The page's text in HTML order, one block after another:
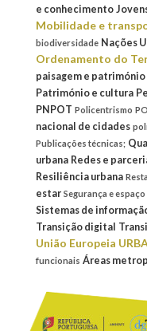
e conhecimento
Mobilidade e
biodiversidade Nações
Ordenamento do
paisagem e património
Património e cultura
PNPOT Policentrismo
nacional de cidades
Publicações técnicas;
urbana Redes e
Resiliência urbana
estar Segurança e
Sistemas de
Transição digital
União Europeia
funcionais Áreas